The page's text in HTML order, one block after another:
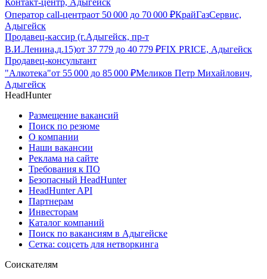
Контакт-центр, Адыгейск
Оператор call-центраот 50 000 до 70 000 ₽КрайГазСервис,
Адыгейск
Продавец-кассир (г.Адыгейск, пр-т
В.И.Ленина,д.15)от 37 779 до 40 779 ₽FIX PRICE, Адыгейск
Продавец-консультант
"Алкотека"от 55 000 до 85 000 ₽Меликов Петр Михайлович,
Адыгейск
HeadHunter
Размещение вакансий
Поиск по резюме
О компании
Наши вакансии
Реклама на сайте
Требования к ПО
Безопасный HeadHunter
HeadHunter API
Партнерам
Инвесторам
Каталог компаний
Поиск по вакансиям в Адыгейске
Сетка: соцсеть для нетворкинга
Соискателям